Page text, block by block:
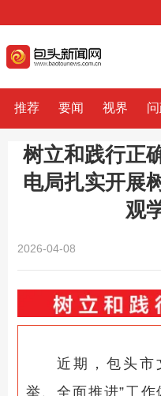
推荐 要闻 视界
树立和践行正
电局扎实开展
观
2026-04-08
近期，包头市
举、全面推进”工